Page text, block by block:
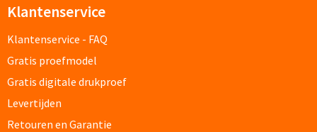
Bureau onderleggers bedrukken
Bureaulampen bedrukken
Linialen bedrukken
Muismatten bedrukken
Klantenservice
Klantenservice - FAQ
Gratis proefmodel
Gratis digitale drukproef
Levertijden
Retouren en Garantie